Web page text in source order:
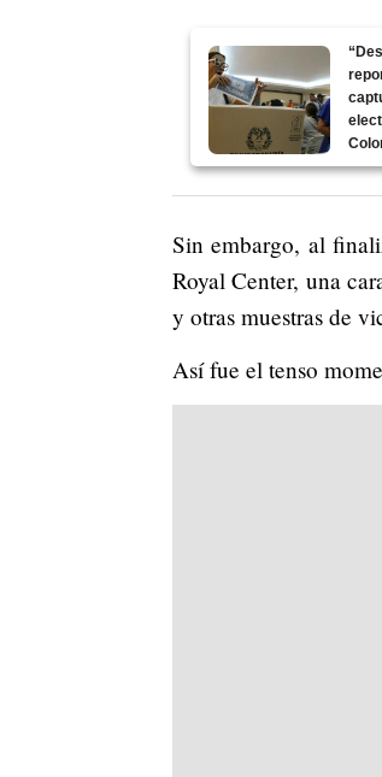
Sin embargo, al
Royal Center, una
y otras muestras de
Así fue el tenso